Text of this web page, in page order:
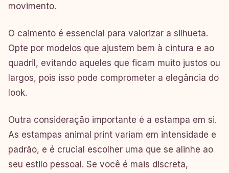
movimento.
O caimento é essencial para valorizar a silhueta.
Opte por modelos que ajustem bem à cintura e ao
quadril, evitando aqueles que ficam muito justos ou
largos, pois isso pode comprometer a elegância do
look.
Outra consideração importante é a estampa em si.
As estampas animal print variam em intensidade e
padrão, e é crucial escolher uma que se alinhe ao
seu estilo pessoal. Se você é mais discreta,